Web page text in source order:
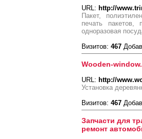
URL: http://
Пакет,
печать пакетов,
одноразовая
Визитов: 467
Wooden-
URL: http://
Установка
Визитов: 467
Запчасти для
ремонт